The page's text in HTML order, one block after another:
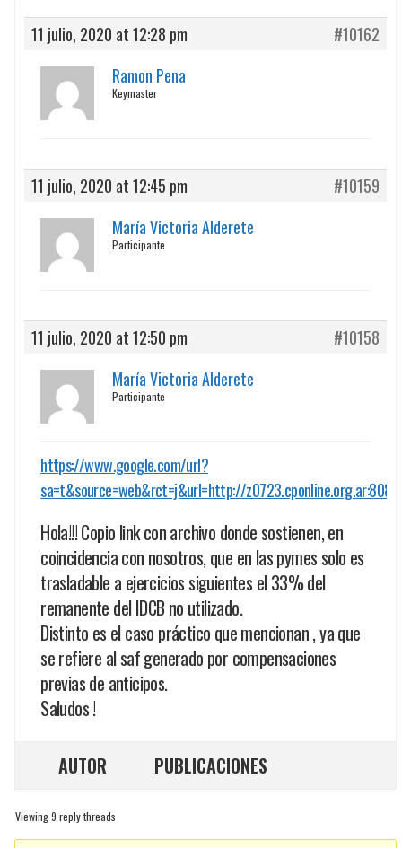
11 julio, 2020 at 12:28 pm
#10162
Ramon Pena
Keymaster
11 julio, 2020 at 12:45 pm
#10159
María Victoria Alderete
Participante
11 julio, 2020 at 12:50 pm
#10158
María Victoria Alderete
Participante
https://www.google.com/url?
sa=t&source=web&rct=j&url=http://z0723.cponline.org.ar:8080/
Hola!!! Copio link con archivo donde sostienen, en
coincidencia con nosotros, que en las pymes solo es
trasladable a ejercicios siguientes el 33% del
remanente del IDCB no utilizado.
Distinto es el caso práctico que mencionan , ya que
se refiere al saf generado por compensaciones
previas de anticipos.
Saludos !
AUTOR PUBLICACIONES
Viewing 9 reply threads